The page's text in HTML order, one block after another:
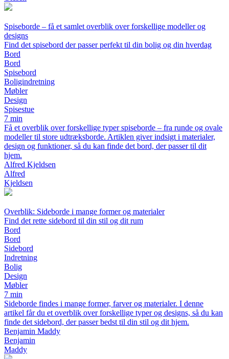
Spiseborde – få et samlet overblik over forskellige modeller og
designs
Find det spisebord der passer perfekt til din bolig og din hverdag
Bord
Bord
Spisebord
Boligindretning
Møbler
Design
Spisestue
7 min
Få et overblik over forskellige typer spiseborde – fra runde og ovale
modeller til store udtræksborde. Artiklen giver indsigt i materialer,
design og funktioner, så du kan finde det bord, der passer til dit
hjem.
Alfred Kjeldsen
Alfred
Kjeldsen
Overblik: Sideborde i mange former og materialer
Find det rette sidebord til din stil og dit rum
Bord
Bord
Sidebord
Indretning
Bolig
Design
Møbler
7 min
Sideborde findes i mange former, farver og materialer. I denne
artikel får du et overblik over forskellige typer og designs, så du kan
finde det sidebord, der passer bedst til din stil og dit hjem.
Benjamin Maddy
Benjamin
Maddy